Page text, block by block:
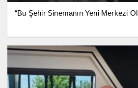
“Bu Şehir Sinemanın Yeni Merkezi